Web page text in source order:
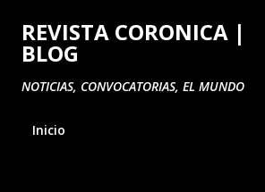
Ir al contenido principal
REVISTA CORONICA |
BLOG
NOTICIAS, CONVOCATORIAS, EL MUNDO
Inicio